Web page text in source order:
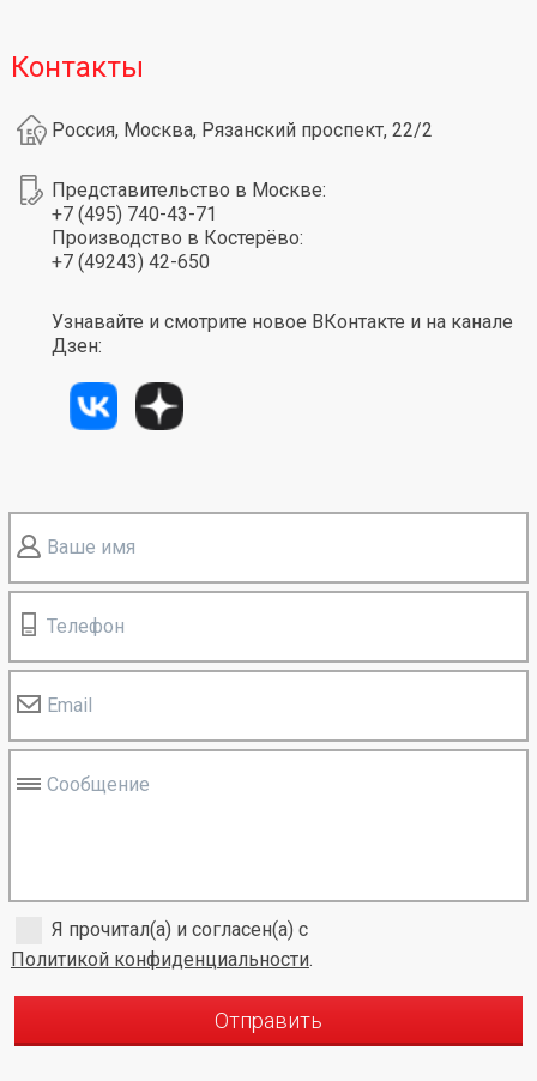
Контакты
Россия, Москва, Рязанский проспект, 22/2
Представительство в Москве:
+7 (495) 740-43-71
Производство в Костерёво:
+7 (49243) 42-650
Узнавайте и смотрите новое ВКонтакте и на канале
Дзен:
Ваше имя
Телефон
Email
Сообщение
Я прочитал(а) и согласен(а) с
Политикой конфиденциальности.
Отправить